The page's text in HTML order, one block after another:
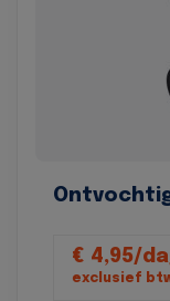
€ 4,95/
exclusief